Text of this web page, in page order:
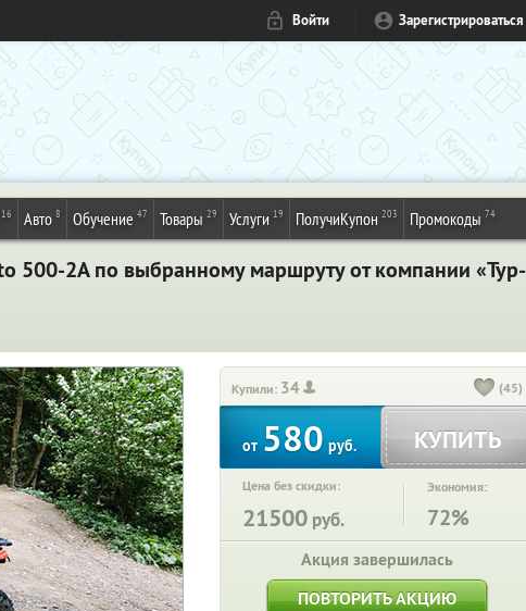
Войти Зарегистрироваться
16 Авто 8 Обучение 47 Товары 29 Услуги 19 ПолучиКупон 203 Промокоды 74
500-2A по выбранному маршруту от компании «Тур-
Купили: 34 (45)
от580руб. КУПИТЬ
Цена без скидки:
21500 руб.
Экономия:
72%
Акция завершилась
ПОВТОРИТЬ АКЦИЮ